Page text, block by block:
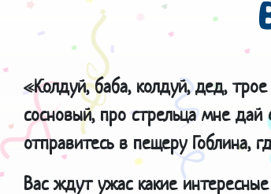
«Колдуй, баба, колдуй, дед,
сосновый, про стрельца мне
отправитесь в пещеру Гоблина,
Вас ждут ужас какие